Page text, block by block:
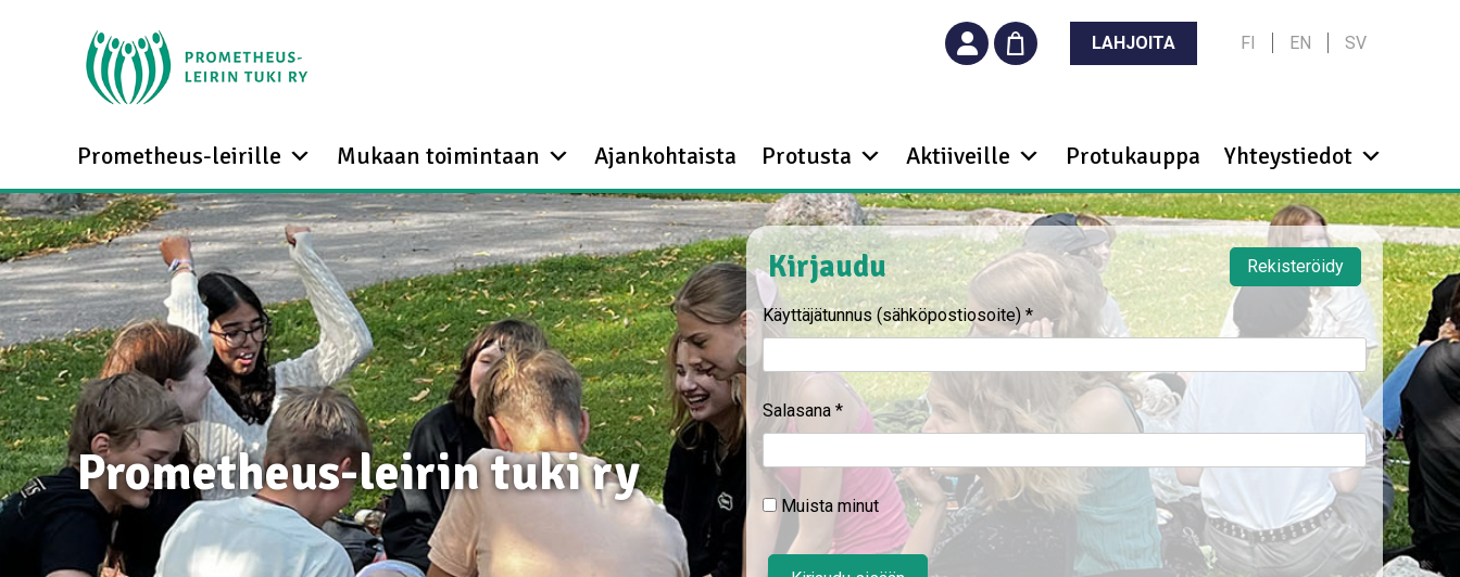
LAHJOITA FI EN SV
Prometheus-leirille Mukaan toimintaan Ajankohtaista Protusta Aktiiveille Protukauppa Yhteystiedot
Prometheus-leirin tuki ry
Kirjaudu Rekisteröidy
Käyttäjätunnus (sähköpostiosoite) *
Salasana *
Muista minut